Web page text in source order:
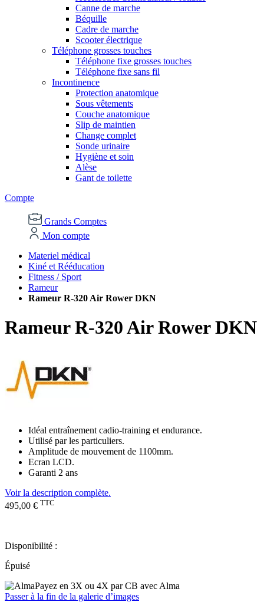
Canne de marche
Béquille
Cadre de marche
Scooter électrique
Téléphone grosses touches
Téléphone fixe grosses touches
Téléphone fixe sans fil
Incontinence
Protection anatomique
Sous vêtements
Couche anatomique
Slip de maintien
Change complet
Sonde urinaire
Hygiène et soin
Alèse
Gant de toilette
Compte
Grands Comptes
Mon compte
Materiel médical
Kiné et Rééducation
Fitness / Sport
Rameur
Rameur R-320 Air Rower DKN
Rameur R-320 Air Rower DKN
Idéal entraînement cadio-training et endurance.
Utilisé par les particuliers.
Amplitude de mouvement de 1100mm.
Ecran LCD.
Garanti 2 ans
Voir la description complète.
495,00 € TTC
Disponibilité :
Épuisé
Payez en 3X ou 4X par CB avec Alma
Passer à la fin de la galerie d’images